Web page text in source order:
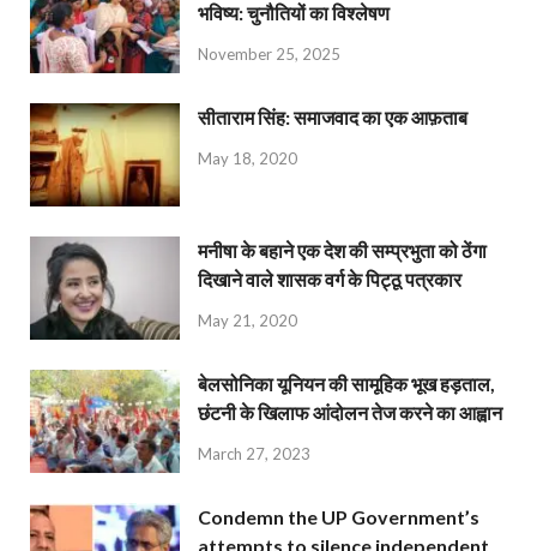
भविष्य: चुनौतियों का विश्लेषण
November 25, 2025
सीताराम सिंह: समाजवाद का एक आफ़ताब
May 18, 2020
मनीषा के बहाने एक देश की सम्प्रभुता को ठेंगा
दिखाने वाले शासक वर्ग के पिट्ठू पत्रकार
May 21, 2020
बेलसोनिका यूनियन की सामूहिक भूख हड़ताल,
छंटनी के खिलाफ आंदोलन तेज करने का आह्वान
March 27, 2023
Condemn the UP Government’s
attempts to silence independent